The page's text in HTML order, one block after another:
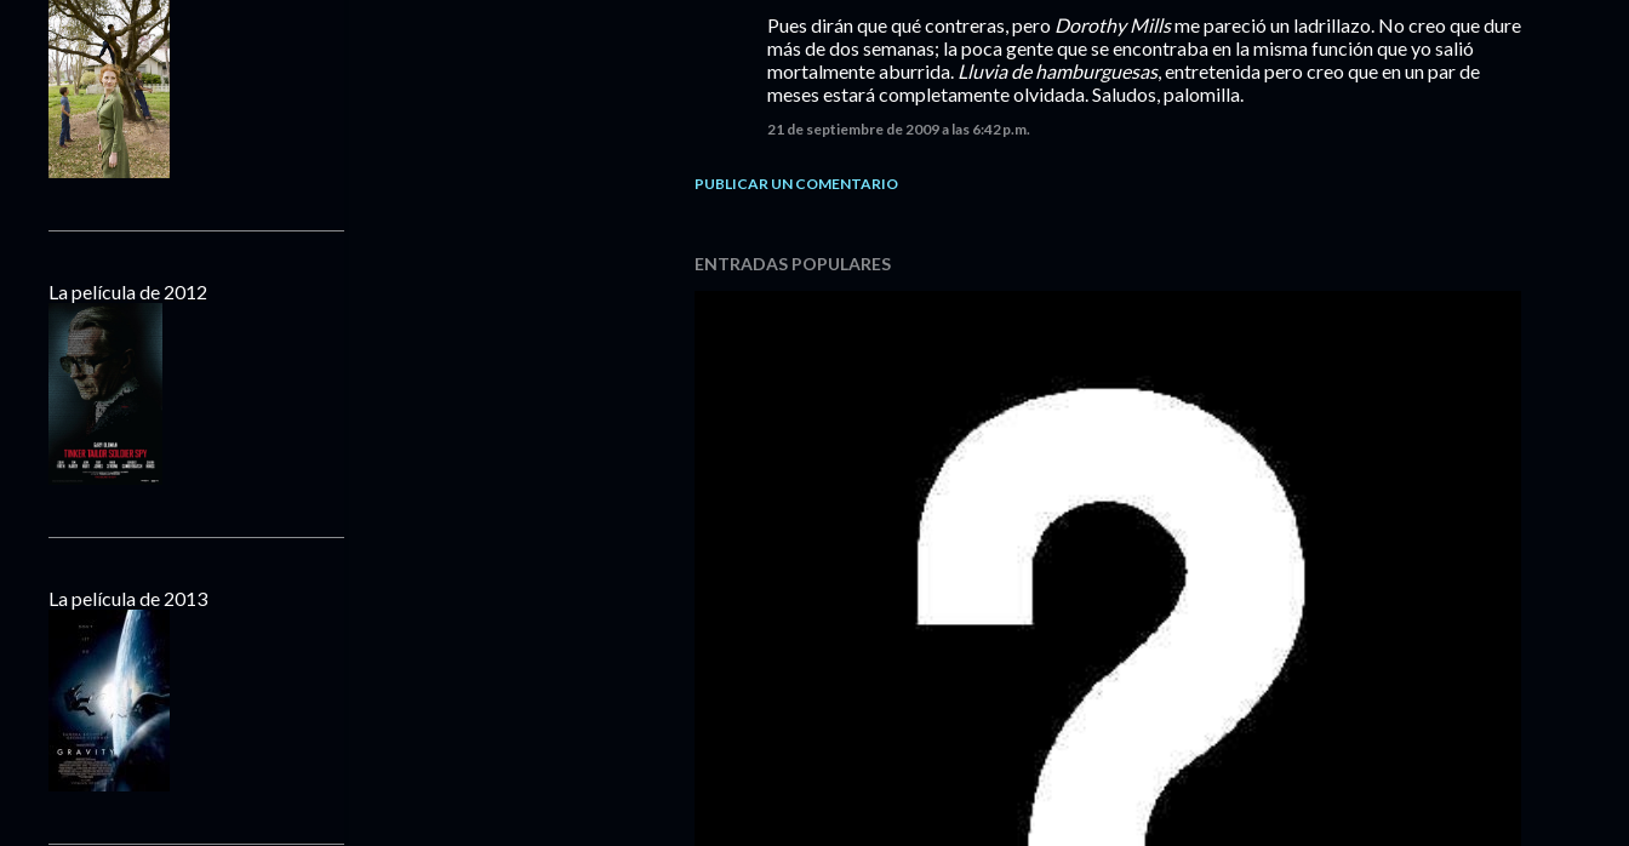
Pues dirán que qué contreras, pero Dorothy Millsme pareció un ladrillazo. No creo que dure
más de dos semanas; la poca gente que se encontraba en la misma función que yo salió
mortalmente aburrida. Lluvia de hamburguesas, entretenida pero creo que en un par de
meses estará completamente olvidada. Saludos, palomilla.
21 de septiembre de 2009 a las 6:42 p.m.
PUBLICAR UN COMENTARIO
ENTRADAS POPULARES
La película de 2012
La película de 2013